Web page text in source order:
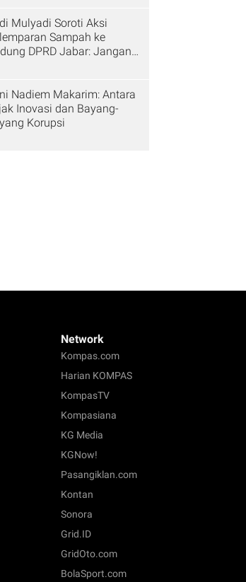
Mulyadi Soroti Aksi
Sampah ke
DPRD Jabar: Jangan
Nadiem Makarim: Antara
Inovasi dan Bayang-
Korupsi
Network
Kompas.com
Harian KOMPAS
KompasTV
Kompasiana
KG Media
KGNow!
Pasangiklan.com
Kontan
Sonora
Grid.ID
GridOto.com
BolaSport.com